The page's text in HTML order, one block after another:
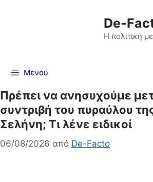
De-
Η πολιτική
Μενού
Πρέπει να ανησυχούμε
συντριβή του πυραύλου
Σελήνη; Τι λένε ειδικοί
06/08/2026 από De-Facto